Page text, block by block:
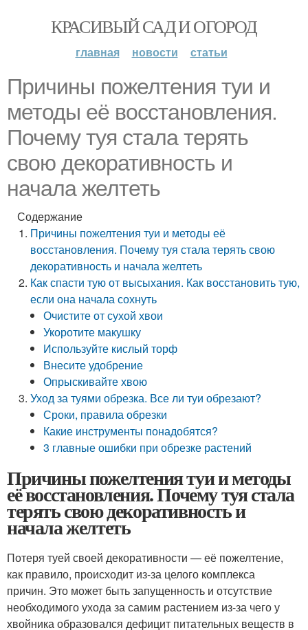
КРАСИВЫЙ САД И ОГОРОД
главная новости статьи
Причины пожелтения туи и
методы её восстановления.
Почему туя стала терять
свою декоративность и
начала желтеть
Содержание
Причины пожелтения туи и методы её
восстановления. Почему туя стала терять свою
декоративность и начала желтеть
Как спасти тую от высыхания. Как восстановить тую,
если она начала сохнуть
Очистите от сухой хвои
Укоротите макушку
Используйте кислый торф
Внесите удобрение
Опрыскивайте хвою
Уход за туями обрезка. Все ли туи обрезают?
Сроки, правила обрезки
Какие инструменты понадобятся?
3 главные ошибки при обрезке растений
Причины пожелтения туи и методы
её восстановления. Почему туя стала
терять свою декоративность и
начала желтеть
Потеря туей своей декоративности — её пожелтение,
как правило, происходит из-за целого комплекса
причин. Это может быть запущенность и отсутствие
необходимого ухода за самим растением из-за чего у
хвойника образовался дефицит питательных веществ в